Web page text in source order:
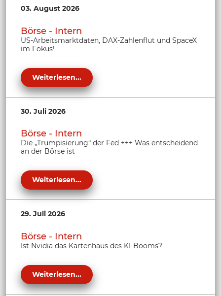
03. August 2026
Börse - Intern
US-Arbeitsmarktdaten, DAX-Zahlenflut und SpaceX
im Fokus!
Weiterlesen...
30. Juli 2026
Börse - Intern
Die „Trumpisierung“ der Fed +++ Was entscheidend
an der Börse ist
Weiterlesen...
29. Juli 2026
Börse - Intern
Ist Nvidia das Kartenhaus des KI-Booms?
Weiterlesen...